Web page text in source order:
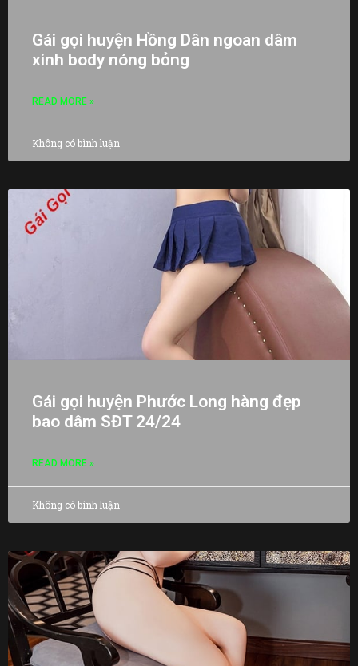
Gái gọi huyện Hồng Dân ngoan dâm
xinh body nóng bỏng
READ MORE »
Không có bình luận
Gái gọi huyện Phước Long hàng đẹp
bao dâm SĐT 24/24
READ MORE »
Không có bình luận